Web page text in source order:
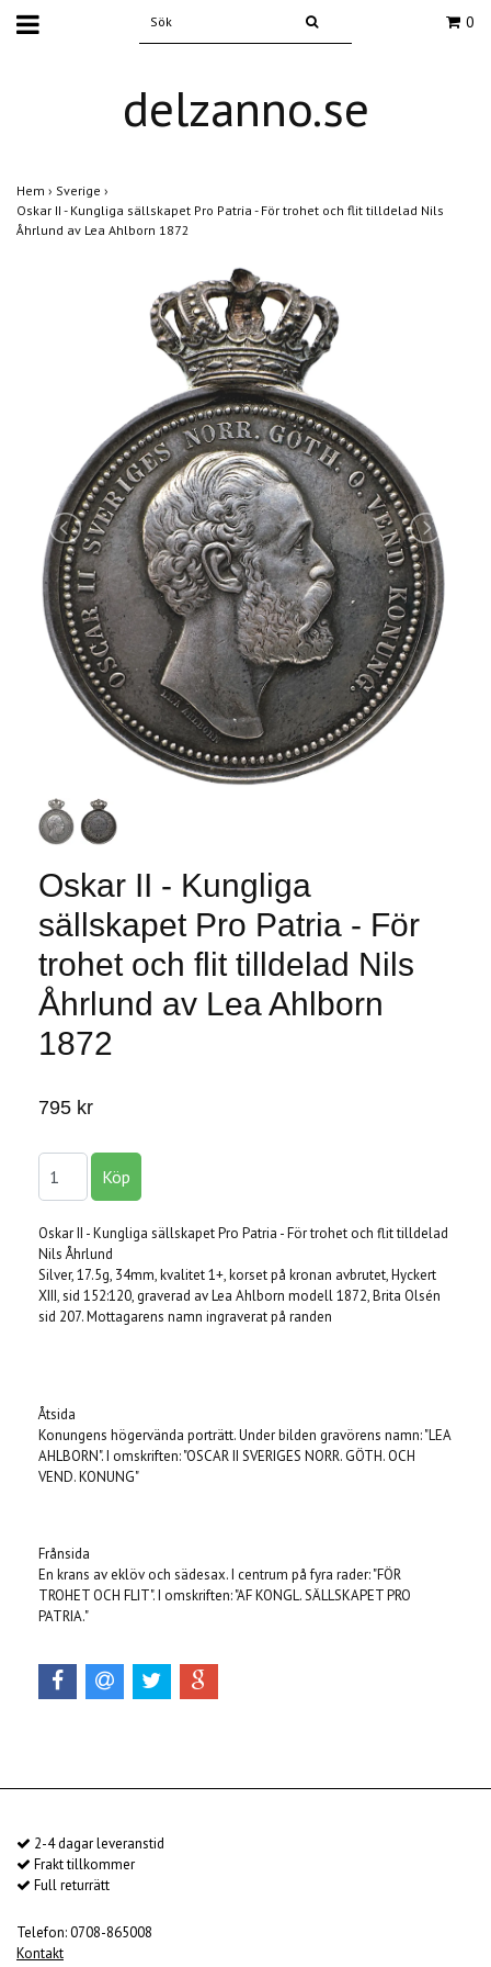
0
delzanno.se
Hem › Sverige ›
Oskar II - Kungliga sällskapet Pro Patria - För trohet och flit tilldelad Nils
Åhrlund av Lea Ahlborn 1872
Oskar II - Kungliga
sällskapet Pro Patria - För
trohet och flit tilldelad Nils
Åhrlund av Lea Ahlborn
1872
795 kr
Oskar II - Kungliga sällskapet Pro Patria - För trohet och flit tilldelad
Nils Åhrlund
Silver, 17.5g, 34mm, kvalitet 1+, korset på kronan avbrutet, Hyckert
XIII, sid 152:120, graverad av Lea Ahlborn modell 1872, Brita Olsén
sid 207. Mottagarens namn ingraverat på randen
Åtsida
Konungens högervända porträtt. Under bilden gravörens namn: "LEA
AHLBORN". I omskriften: "OSCAR II SVERIGES NORR. GÖTH. OCH
VEND. KONUNG"
Frånsida
En krans av eklöv och sädesax. I centrum på fyra rader: "FÖR
TROHET OCH FLIT". I omskriften: "AF KONGL. SÄLLSKAPET PRO
PATRIA."
2-4 dagar leveranstid
Frakt tillkommer
Full returrätt
Telefon: 0708-865008
Kontakt